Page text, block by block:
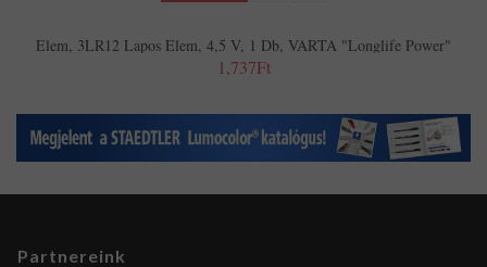
Elem, 3LR12 Lapos Elem, 4,5 V, 1 Db, VARTA "Longlife Power"
1,737Ft
Partnereink